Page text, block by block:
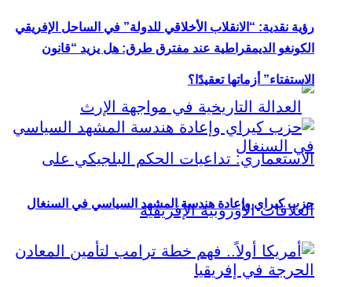
رؤية نقدية: “الانقلاب الأخلاقي للدولة” في الساحل الإفريقي
الكونغو الديمقراطية عند مفترق طرق: هل يزيد “قانون
الاستفتاء” أزماتها تعقيدًا؟
حزب كيراي وإعادة هندسة المشهد السياسي في السنغال